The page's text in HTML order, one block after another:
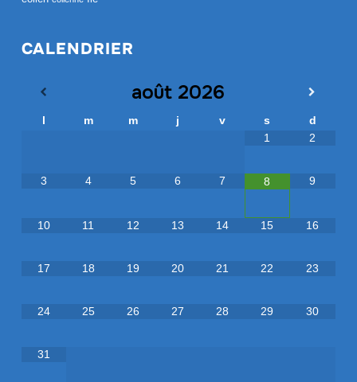
CALENDRIER
août 2026
l m m j v s
d
1
2
3 4 5 6 7 8 9
10 11 12 13 14 15 16
17 18 19 20 21 22 23
24 25 26 27 28 29 30
31